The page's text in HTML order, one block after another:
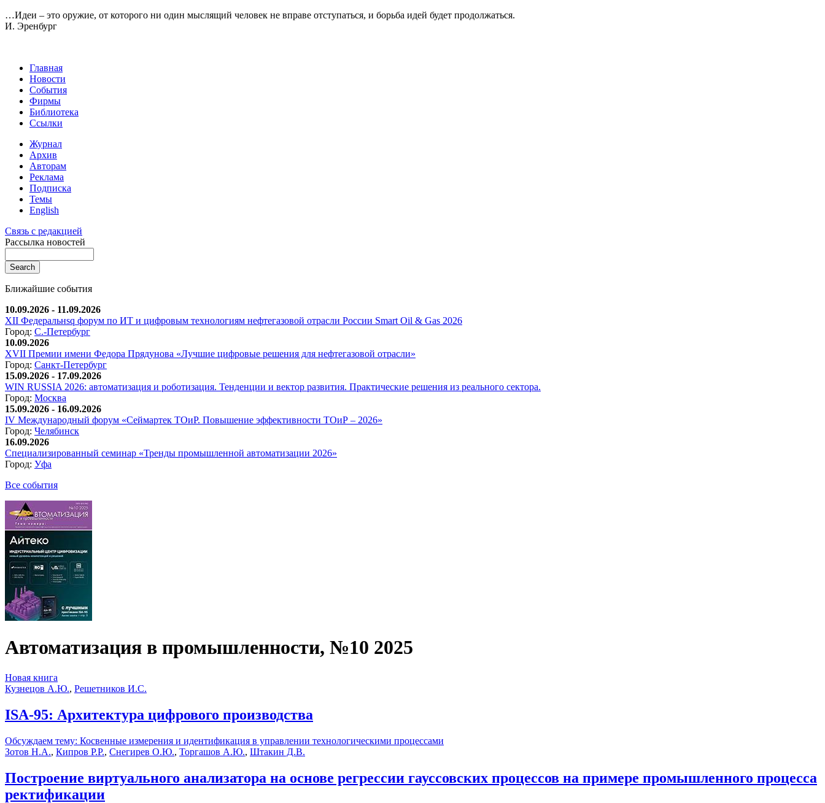
…Идеи – это оружие, от которого ни один мыслящий человек не вправе отступаться, и борьба идей будет продолжаться.
И. Эренбург
Главная
Новости
События
Фирмы
Библиотека
Ссылки
Журнал
Архив
Авторам
Реклама
Подписка
Темы
English
Связь с редакцией
Рассылка новостей
Ближайшие события
10.09.2026 - 11.09.2026
XII Федеральнsq форум по ИТ и цифровым технологиям нефтегазовой отрасли России Smart Oil & Gas 2026
Город: С.-Петербург
10.09.2026
XVII Премии имени Федора Прядунова «Лучшие цифровые решения для нефтегазовой отрасли»
Город: Санкт-Петербург
15.09.2026 - 17.09.2026
WIN RUSSIA 2026: автоматизация и роботизация. Тенденции и вектор развития. Практические решения из реального сектора.
Город: Москва
15.09.2026 - 16.09.2026
IV Международный форум «Сеймартек ТОиР. Повышение эффективности ТОиР – 2026»
Город: Челябинск
16.09.2026
Специализированный семинар «Тренды промышленной автоматизации 2026»
Город: Уфа
Все события
Автоматизация в промышленности, №10 2025
Новая книга
Кузнецов А.Ю., Решетников И.С.
ISA-95: Архитектура цифрового производства
Обсуждаем тему: Косвенные измерения и идентификация в управлении технологическими процессами
Зотов Н.А., Кипров Р.Р., Снегирев О.Ю., Торгашов А.Ю., Штакин Д.В.
Построение виртуального анализатора на основе регрессии гауссовских процессов на примере промышленного процесса
ректификации